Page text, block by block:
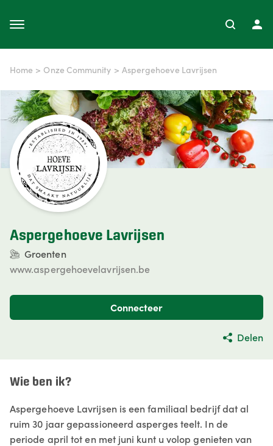
Home > Onze Community > Aspergehoeve Lavrijsen
Aspergehoeve Lavrijsen
Groenten
www.aspergehoevelavrijsen.be
Connecteer
Delen
Wie ben ik?
Aspergehoeve Lavrijsen is een familiaal bedrijf dat al
ruim 30 jaar gepassioneerd asperges teelt. In de
periode april tot en met juni kunt u volop genieten van